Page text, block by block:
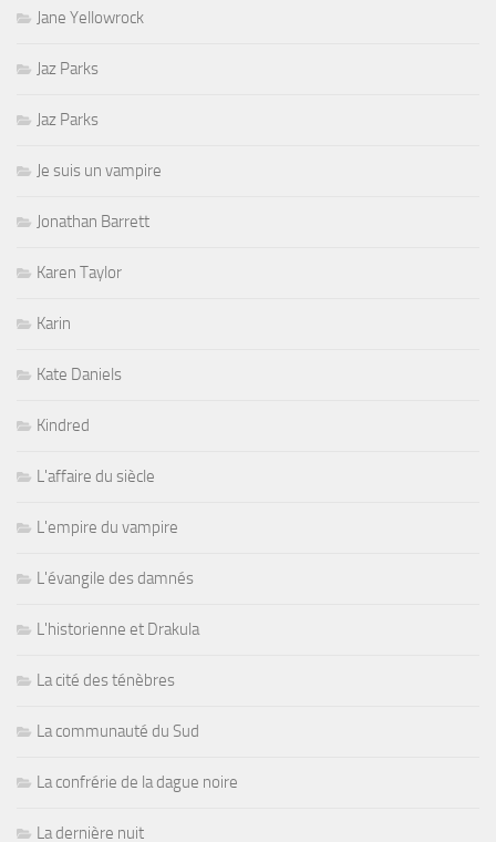
Jane Yellowrock
Jaz Parks
Jaz Parks
Je suis un vampire
Jonathan Barrett
Karen Taylor
Karin
Kate Daniels
Kindred
L'affaire du siècle
L'empire du vampire
L'évangile des damnés
L'historienne et Drakula
La cité des ténèbres
La communauté du Sud
La confrérie de la dague noire
La dernière nuit